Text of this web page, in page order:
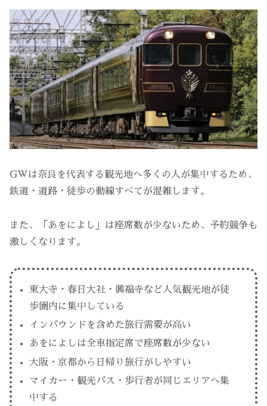
GWは奈良を代表する観光地へ多くの人が集中するため、
鉄道・道路・徒歩の動線すべてが混雑します。
また、「あをによし」は座席数が少ないため、予約競争も
激しくなります。
東大寺・春日大社・興福寺など人気観光地が徒
歩圏内に集中している
インバウンドを含めた旅行需要が高い
あをによしは全車指定席で座席数が少ない
大阪・京都から日帰り旅行がしやすい
マイカー・観光バス・歩行者が同じエリアへ集
中する